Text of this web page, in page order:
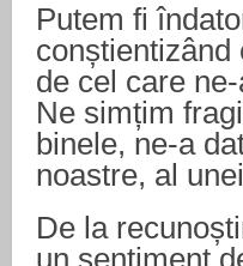
Putem fi
de cel care
Ne simțim
binele, ne-a
noastre, al
De la
un sentiment